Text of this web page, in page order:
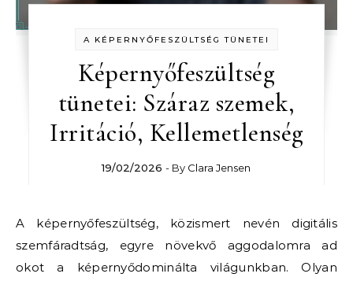
A KÉPERNYŐFESZÜLTSÉG TÜNETEI
Képernyőfeszültség
tünetei: Száraz szemek,
Irritáció, Kellemetlenség
19/02/2026 - By Clara Jensen
A képernyőfeszültség, közismert nevén digitális
szemfáradtság, egyre növekvő aggodalomra ad
okot a képernyődominálta világunkban. Olyan